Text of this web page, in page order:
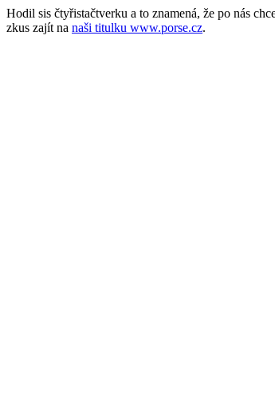
Hodil sis čtyřistačtverku a to znamená, že po nás
zkus zajít na naši titulku www.porse.cz.